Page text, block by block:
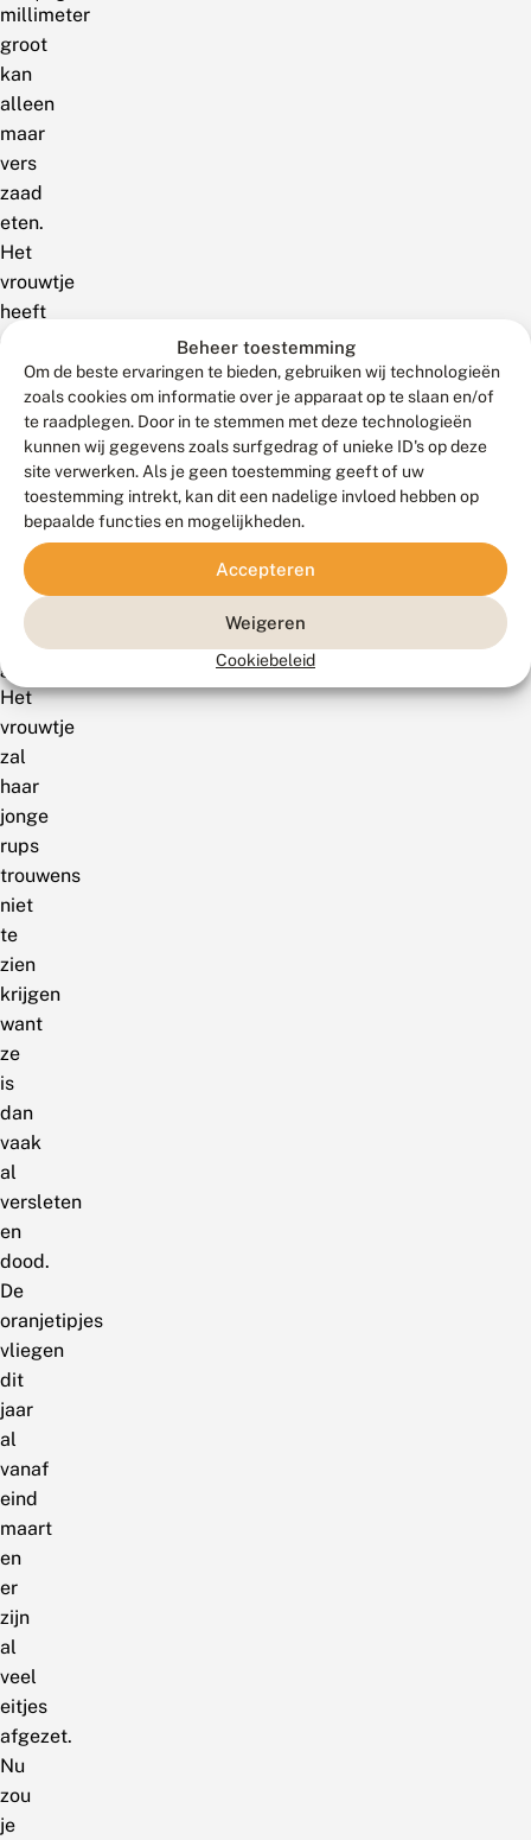
Beheer toestemming
Om de beste ervaringen te bieden, gebruiken wij technologieën
zoals cookies om informatie over je apparaat op te slaan en/of
te raadplegen. Door in te stemmen met deze technologieën
kunnen wij gegevens zoals surfgedrag of unieke ID's op deze
site verwerken. Als je geen toestemming geeft of uw
toestemming intrekt, kan dit een nadelige invloed hebben op
bepaalde functies en mogelijkheden.
Accepteren
Weigeren
Cookiebeleid
millimeter
groot
kan
alleen
maar
vers
zaad
eten.
Het
vrouwtje
heeft
daar
dus
met
het
afzetten
van
eitje
rekening
mee
gehouden.
Het
vrouwtje
zal
haar
jonge
rups
trouwens
niet
te
zien
krijgen
want
ze
is
dan
vaak
al
versleten
en
dood.
De
oranjetipjes
vliegen
dit
jaar
al
vanaf
eind
maart
en
er
zijn
al
veel
eitjes
afgezet.
Nu
zou
je